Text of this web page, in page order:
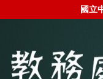
國立